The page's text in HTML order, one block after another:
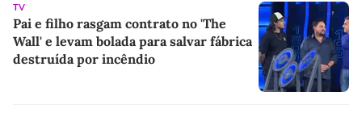
TV
Pai e filho rasgam contrato no 'The
Wall' e levam bolada para salvar fábrica
destruída por incêndio